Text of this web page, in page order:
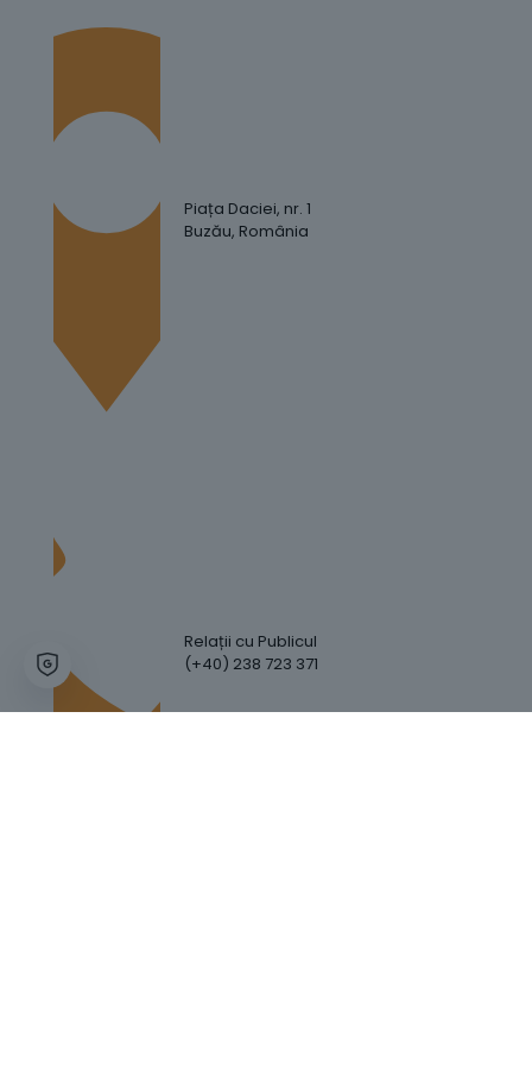
Piața Daciei, nr. 1
Buzău, România
Relații cu Publicul
(+40) 238 723 371